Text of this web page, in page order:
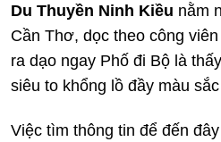
Du Thuyền Ninh Kiều nằm
Cần Thơ, dọc theo công
ra dạo ngay Phố đi Bộ là
siêu to khổng lồ đầy màu
Việc tìm thông tin để đến